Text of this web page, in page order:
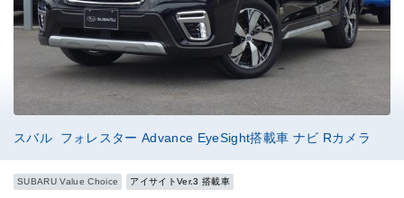
スバル フォレスター Advance EyeSight搭載車 ナビ Rカメラ
SUBARU Value Choice アイサイトVer.3 搭載車